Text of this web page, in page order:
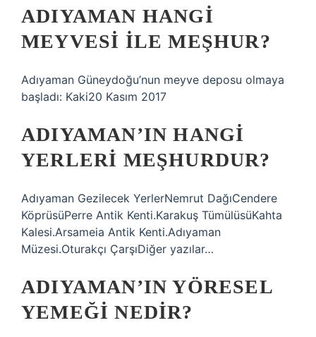
ADIYAMAN HANGI
MEYVESI ILE MEŞHUR?
Adıyaman Güneydoğu’nun meyve deposu olmaya
başladı: Kaki20 Kasım 2017
ADIYAMAN’IN HANGI
YERLERI MEŞHURDUR?
Adıyaman Gezilecek YerlerNemrut DağıCendere
KöprüsüPerre Antik Kenti.Karakuş TümülüsüKahta
Kalesi.Arsameia Antik Kenti.Adıyaman
Müzesi.Oturakçı ÇarşıDiğer yazılar…
ADIYAMAN’IN YÖRESEL
YEMEĞI NEDIR?